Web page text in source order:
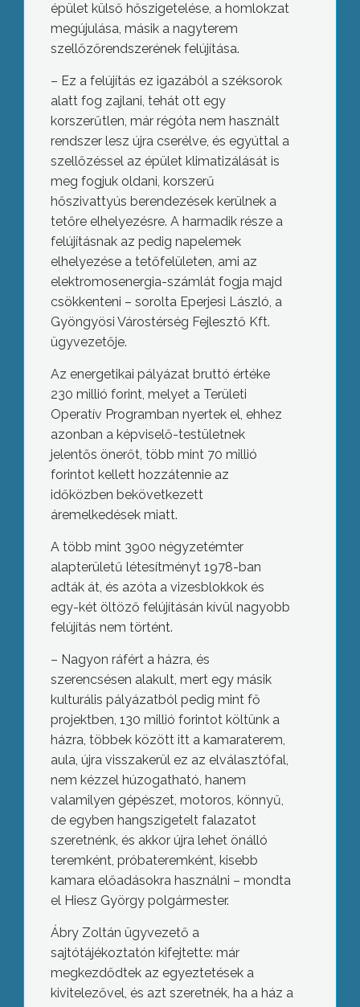
épület külső hőszigetelése, a homlokzat
megújulása, másik a nagyterem
szellőzőrendszerének felújítása.
– Ez a felújítás ez igazából a széksorok
alatt fog zajlani, tehát ott egy
korszerűtlen, már régóta nem használt
rendszer lesz újra cserélve, és egyúttal a
szellőzéssel az épület klimatizálását is
meg fogjuk oldani, korszerű
hőszivattyús berendezések kerülnek a
tetőre elhelyezésre. A harmadik része a
felújításnak az pedig napelemek
elhelyezése a tetőfelületen, ami az
elektromosenergia-számlát fogja majd
csökkenteni – sorolta Eperjesi László, a
Gyöngyösi Várostérség Fejlesztő Kft.
ügyvezetője.
Az energetikai pályázat bruttó értéke
230 millió forint, melyet a Területi
Operatív Programban nyertek el, ehhez
azonban a képviselő-testületnek
jelentős önerőt, több mint 70 millió
forintot kellett hozzátennie az
időközben bekövetkezett
áremelkedések miatt.
A több mint 3900 négyzetémter
alapterületű létesítményt 1978-ban
adták át, és azóta a vizesblokkok és
egy-két öltöző felújításán kívül nagyobb
felújítás nem történt.
– Nagyon ráfért a házra, és
szerencsésen alakult, mert egy másik
kulturális pályázatból pedig mint fő
projektben, 130 millió forintot költünk a
házra, többek között itt a kamaraterem,
aula, újra visszakerül ez az elválasztófal,
nem kézzel húzogatható, hanem
valamilyen gépészet, motoros, könnyű,
de egyben hangszigetelt falazatot
szeretnénk, és akkor újra lehet önálló
teremként, próbateremként, kisebb
kamara előadásokra használni – mondta
el Hiesz György polgármester.
Ábry Zoltán ügyvezető a
sajtótájékoztatón kifejtette: már
megkezdődtek az egyeztetések a
kivitelezővel, és azt szeretnék, ha a ház a